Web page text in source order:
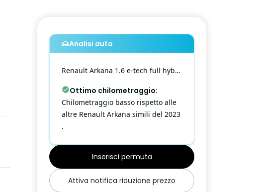
Analisi auto
Renault Arkana 1.6 e-tech full hybrid engineered 145cv
Ottimo chilometraggio:
Chilometraggio basso rispetto alle
altre Renault Arkana simili del 2023
.
Inserisci permuta
Attiva notifica riduzione prezzo